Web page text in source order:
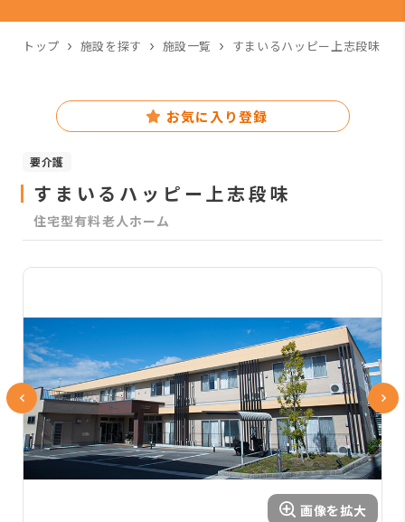
トップ 施設を探す 施設一覧 すまいるハッピー上志段味
お気に入り登録
要介護
すまいるハッピー上志段味
住宅型有料老人ホーム